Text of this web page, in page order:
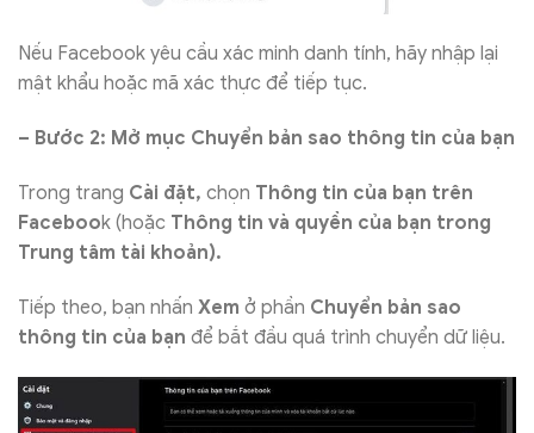
Nếu Facebook yêu cầu xác minh danh tính, hãy nhập lại
mật khẩu hoặc mã xác thực để tiếp tục.
– Bước 2: Mở mục Chuyển bản sao thông tin của bạn
Trong trang Cài đặt, chọn Thông tin của bạn trên
Facebook (hoặc Thông tin và quyền của bạn trong
Trung tâm tài khoản).
Tiếp theo, bạn nhấn Xem ở phần Chuyển bản sao
thông tin của bạn để bắt đầu quá trình chuyển dữ liệu.